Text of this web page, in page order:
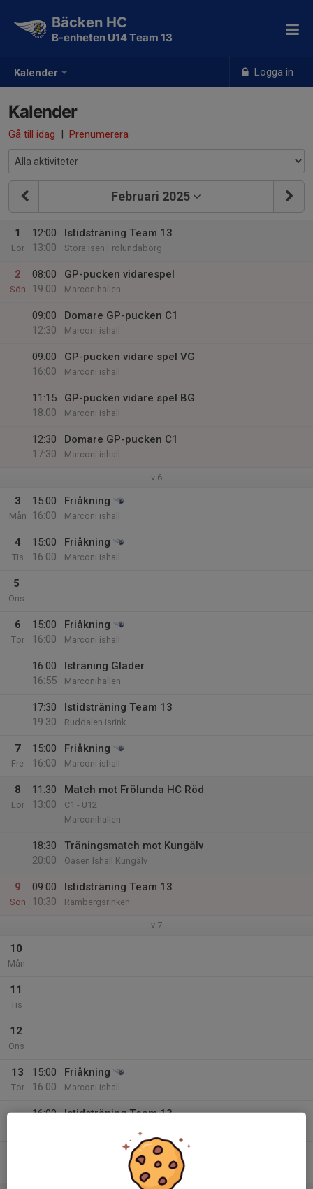
Kalender Logga in
Bäcken HC
B-enheten U14 Team 13
Kalender
Gå till idag | Prenumerera
Februari 2025
1
Lör
12:00
13:00
Istidsträning Team 13
Stora isen Frölundaborg
2
Sön
08:00
19:00
GP-pucken vidarespel
Marconihallen
09:00
12:30
Domare GP-pucken C1
Marconi ishall
09:00
16:00
GP-pucken vidare spel VG
Marconi ishall
11:15
18:00
GP-pucken vidare spel BG
Marconi ishall
12:30
17:30
Domare GP-pucken C1
Marconi ishall
v.6
3
Mån
15:00
16:00
Friåkning
Marconi ishall
4
Tis
15:00
16:00
Friåkning
Marconi ishall
5
Ons
6
Tor
15:00
16:00
Friåkning
Marconi ishall
16:00
16:55
Isträning Glader
Marconihallen
17:30
19:30
Istidsträning Team 13
Ruddalen isrink
7
Fre
15:00
16:00
Friåkning
Marconi ishall
8
Lör
11:30
13:00
Match mot Frölunda HC Röd
C1 - U12
Marconihallen
18:30
20:00
Träningsmatch mot Kungälv
Oasen Ishall Kungälv
9
Sön
09:00
10:30
Istidsträning Team 13
Rambergsrinken
v.7
10
Mån
11
Tis
12
Ons
13
Tor
15:00
16:00
Friåkning
Marconi ishall
16:00
Istidsträning Team 13